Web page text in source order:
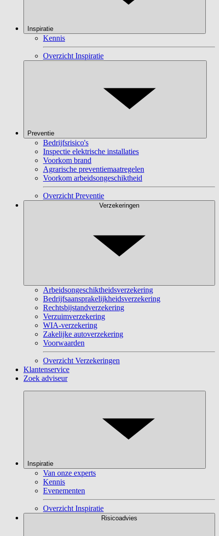
Inspiratie
Kennis
Overzicht Inspiratie
Preventie
Bedrijfsrisico's
Inspectie elektrische installaties
Voorkom brand
Agrarische preventiemaatregelen
Voorkom arbeidsongeschiktheid
Overzicht Preventie
Verzekeringen
Arbeidsongeschiktheidsverzekering
Bedrijfsaansprakelijkheidsverzekering
Rechtsbijstandverzekering
Verzuimverzekering
WIA-verzekering
Zakelijke autoverzekering
Voorwaarden
Overzicht Verzekeringen
Klantenservice
Zoek adviseur
Inspiratie
Van onze experts
Kennis
Evenementen
Overzicht Inspiratie
Risicoadvies